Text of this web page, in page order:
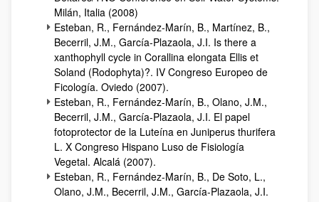
Milán, Italia (2008)
Esteban, R., Fernández-Marín, B., Martínez, B.,
Becerril, J.M., García-Plazaola, J.I. Is there a
xanthophyll cycle in Corallina elongata Ellis et
Soland (Rodophyta)?. IV Congreso Europeo de
Ficología. Oviedo (2007).
Esteban, R., Fernández-Marín, B., Olano, J.M.,
Becerril, J.M., García-Plazaola, J.I. El papel
fotoprotector de la Luteína en Juniperus thurifera
L. X Congreso Hispano Luso de Fisiología
Vegetal. Alcalá (2007).
Esteban, R., Fernández-Marín, B., De Soto, L.,
Olano, J.M., Becerril, J.M., García-Plazaola, J.I.